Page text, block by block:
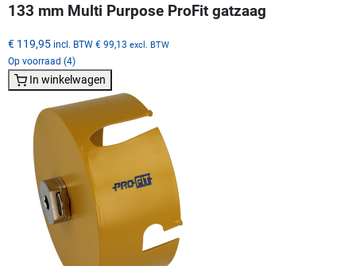
133 mm Multi Purpose ProFit gatzaag
€ 119,95 incl. BTW € 99,13 excl. BTW
Op voorraad (4)
In winkelwagen